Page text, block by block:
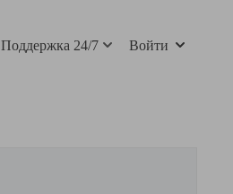
Поддержка 24/7 Войти